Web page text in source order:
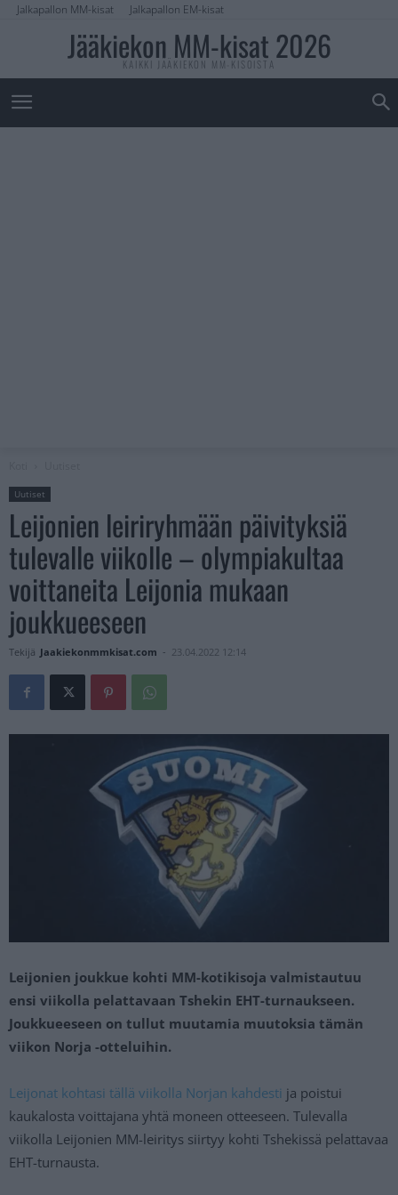
Jalkapallon MM-kisat Jalkapallon EM-kisat
Jääkiekon MM-kisat 2026
KAIKKI JÄÄKIEKON MM-KISOISTA
Uutiset
Leijonien leiriryhmään päivityksiä
tulevalle viikolle – olympiakultaa
voittaneita Leijonia mukaan
joukkueeseen
Tekijä Jaakiekonmmkisat.com - 23.04.2022 12:14
Leijonien joukkue kohti MM-kotikisoja valmistautuu
ensi viikolla pelattavaan Tshekin EHT-turnaukseen.
Joukkueeseen on tullut muutamia muutoksia tämän
viikon Norja -otteluihin.
Leijonat kohtasi tällä viikolla Norjan kahdesti ja poistui
kaukalosta voittajana yhtä moneen otteeseen. Tulevalla
viikolla Leijonien MM-leiritys siirtyy kohti Tshekissä pelattavaa
EHT-turnausta.